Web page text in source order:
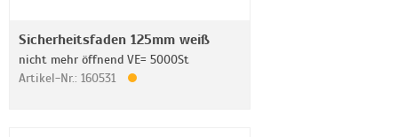
Sicherheitsfaden 125mm weiß
nicht mehr öffnend VE= 5000St
Artikel-Nr.: 160531